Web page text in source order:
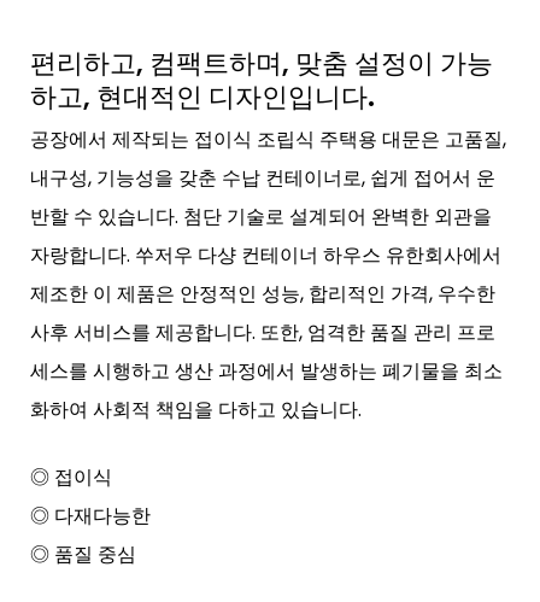
편리하고, 컴팩트하며, 맞춤 설정이 가능
하고, 현대적인 디자인입니다.
공장에서 제작되는 접이식 조립식 주택용 대문은 고품질,
내구성, 기능성을 갖춘 수납 컨테이너로, 쉽게 접어서 운
반할 수 있습니다. 첨단 기술로 설계되어 완벽한 외관을
자랑합니다. 쑤저우 다샹 컨테이너 하우스 유한회사에서
제조한 이 제품은 안정적인 성능, 합리적인 가격, 우수한
사후 서비스를 제공합니다. 또한, 엄격한 품질 관리 프로
세스를 시행하고 생산 과정에서 발생하는 폐기물을 최소
화하여 사회적 책임을 다하고 있습니다.
◎ 접이식
◎ 다재다능한
◎ 품질 중심